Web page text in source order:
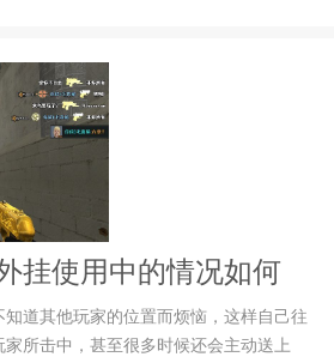
挂使用中的情况如何
道其他玩家的位置而烦恼，这样自己往
所击中，甚至很多时候还会主动送上